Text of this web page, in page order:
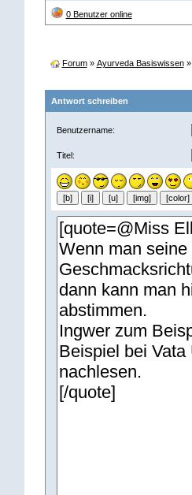
0 Benutzer online
Forum» Ayurveda Basiswissen»
Antwort schreiben
Benutzername:
Titel: